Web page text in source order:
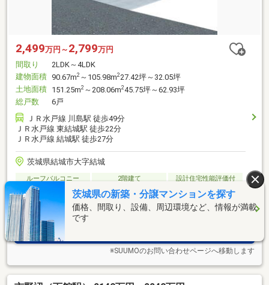
2,499万円～ 2,799万円
間取り
2LDK～4LDK
建物面積 90.67m2 ～105.98m227.42坪～32.05坪
土地面積 151.25m2 ～208.06m245.75坪～62.93坪
総戸数
6戸
ＪＲ水戸線 川島駅 徒歩49分
ＪＲ水戸線 東結城駅 徒歩22分
ＪＲ水戸線 結城駅 徒歩27分
茨城県結城市大字結城
ルーフバルコニー 2階建て
設計住宅性能評価付
建設住宅性能評価付
所有権 駐車2台以上
※SUUMOのお問い合わせページへ移動します
茨城県の新築・分譲マンションを探す
価格、間取り、設備、周辺環境など、情報が満載
です